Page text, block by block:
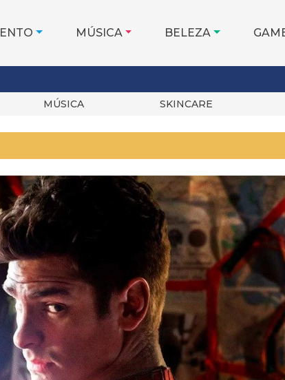
MÚSICA BELEZA
MÚSICA SKINCARE